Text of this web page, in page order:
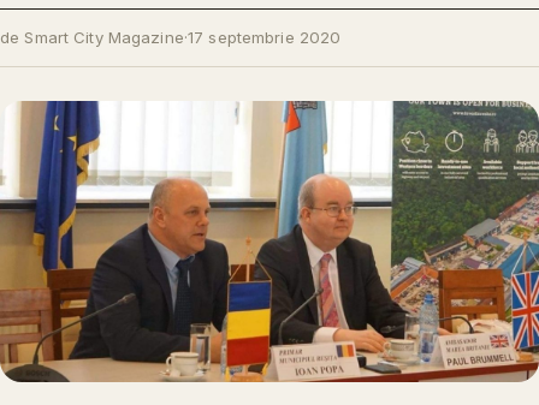
de Smart City Magazine·17 septembrie 2020